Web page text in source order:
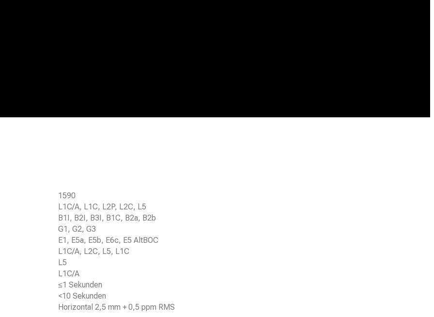
1590
L1C/A, L1C, L2P, L2C, L5
B1I, B2I, B3I, B1C, B2a, B2b
G1, G2, G3
E1, E5a, E5b, E6c, E5 AltBOC
L1C/A, L2C, L5, L1C
L5
L1C/A
≤1 Sekunden
<10 Sekunden
Horizontal 2,5 mm + 0,5 ppm RMS